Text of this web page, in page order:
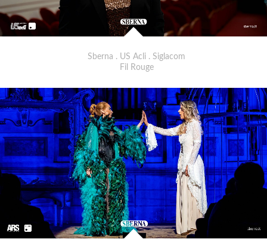
Sberna . US Acli . Siglacom
Fil Rouge